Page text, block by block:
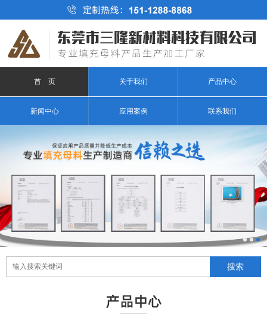
首 页 关于我们 产品中心
新闻中心 应用案例 联系我们